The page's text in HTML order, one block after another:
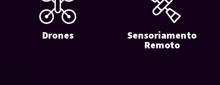
Drones
Sensoriamento
Remoto